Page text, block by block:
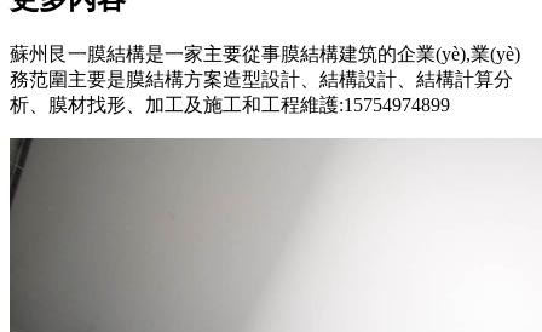
蘇州艮一膜結構是一家主要從事膜結構建筑的企業(yè),業(yè)
務范圍主要是膜結構方案造型設計、結構設計、結構計算分
析、膜材找形、加工及施工和工程維護:15754974899